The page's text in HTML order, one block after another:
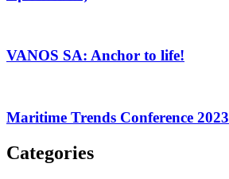
VANOS SA: Anchor to life!
Maritime Trends Conference 2023
Categories